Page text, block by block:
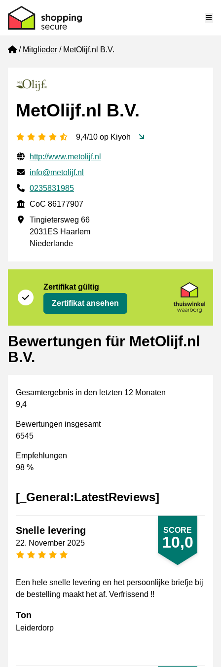
Home
Mitglieder MetOlijf.nl B.V.
MetOlijf.nl B.V.
[_General:NumberOfStarsPluralFormat]
9,4/10 op Kiyoh
Geprüfte Kontaktinformationen
Website URL
http://www.metolijf.nl
E-mail
info@metolijf.nl
Phone number
0235831985
CoC
CoC 86177907
Geschäftsadresse
Tingietersweg 66
2031ES Haarlem
Niederlande
Zertifikat gültig
Zertifikat ansehen
Bewertungen für MetOlijf.nl
B.V.
Gesamtergebnis in den letzten 12 Monaten
9,4
Bewertungen insgesamt
6545
Empfehlungen
98 %
[_General:LatestReviews]
SCORE
10,0
Snelle levering
22. November 2025
[_General:NumberOfStarsPluralFormat]
Een hele snelle levering en het persoonlijke briefje bij
de bestelling maakt het af. Verfrissend !!
Ton
Leiderdorp